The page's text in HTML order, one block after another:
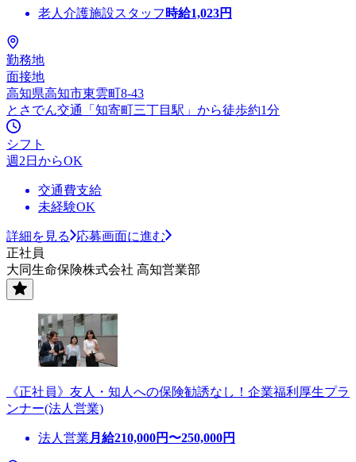
老人介護施設スタッフ 時給1,023円
勤務地
面接地
高知県高知市東雲町8-43
とさでん交通「知寄町三丁目駅」から徒歩約1分
シフト
週2日からOK
交通費支給
未経験OK
詳細を見る
応募画面に進む
正社員
大同生命保険株式会社 高知営業部
《正社員》友人・知人への保険勧誘なし！企業福利厚生プラ
ンナー(法人営業)
法人営業 月給210,000円〜250,000円